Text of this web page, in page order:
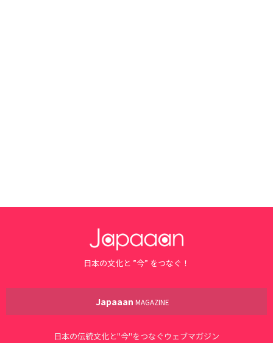
日本の文化と ”今” をつなぐ！
Japaaan MAGAZINE
日本の伝統文化と"今"をつなぐウェブマガジン